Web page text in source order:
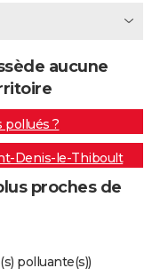
aucune
pollués ?
Denis-le-Thiboult
proches de
polluante(s))